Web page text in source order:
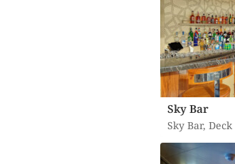
Sky Bar
Sky Bar,